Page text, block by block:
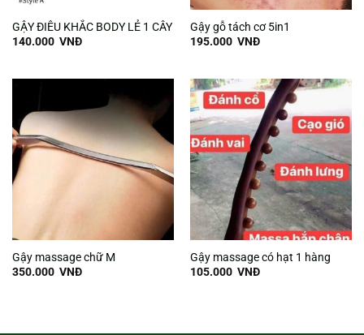
GẬY ĐIÊU KHẮC BODY LẺ 1 CÂY
140.000 VNĐ
Gậy gỗ tách cơ 5in1
195.000 VNĐ
Gậy massage chữ M
350.000 VNĐ
Gậy massage có hạt 1 hàng
105.000 VNĐ